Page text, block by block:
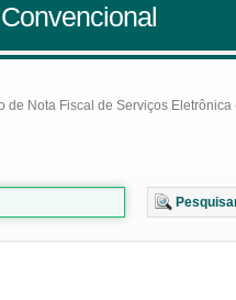
de Nota Fiscal de Serviços